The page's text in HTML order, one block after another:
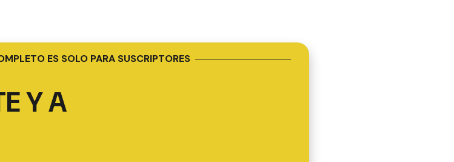
ES SOLO PARA SUSCRIPTORES
Y A